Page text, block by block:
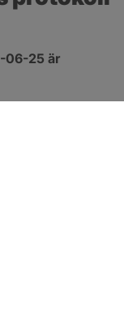
06-25 är
i nytt fönster.